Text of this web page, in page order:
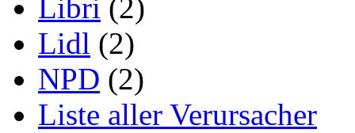
Libri (2)
Lidl (2)
NPD (2)
Liste aller Verursacher